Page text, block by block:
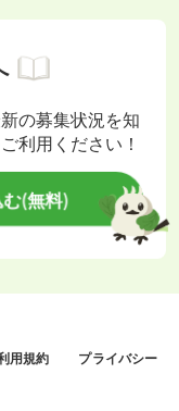
の募集状況を知
利用ください！
(無料)
用規約
プライバシー